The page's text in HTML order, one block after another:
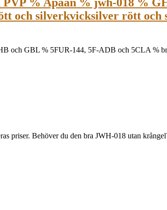
% Apaan % jwh-018 %
och silverkvicksilver rött
och GBL % 5FUR-144, 5F-ADB och 5CLA %
Behöver du den bra JWH-018 utan